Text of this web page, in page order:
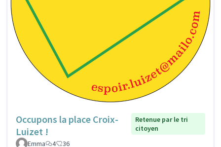
Occupons la place Croix-
Luizet !
Retenue par le tri
citoyen
Emma
4 36